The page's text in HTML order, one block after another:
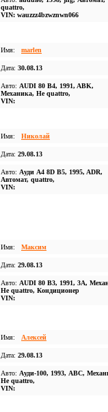
quattro,
VIN: wauzzz4bzwznwn066
Имя: marlen
Дата: 30.08.13
Авто: AUDI 80 B4, 1991, ABK,
Механика, Не quattro,
VIN:
Имя: Николай
Дата: 29.08.13
Авто: Ауди А4 8D B5, 1995, ADR,
Автомат, quattro,
VIN:
Имя: Максим
Дата: 29.08.13
Авто: AUDI 80 B3, 1991, 3A,
Не quattro, Кондиционер
VIN:
Имя: Алексей
Дата: 29.08.13
Авто: Aуди-100, 1993, ABC,
Не quattro,
VIN: